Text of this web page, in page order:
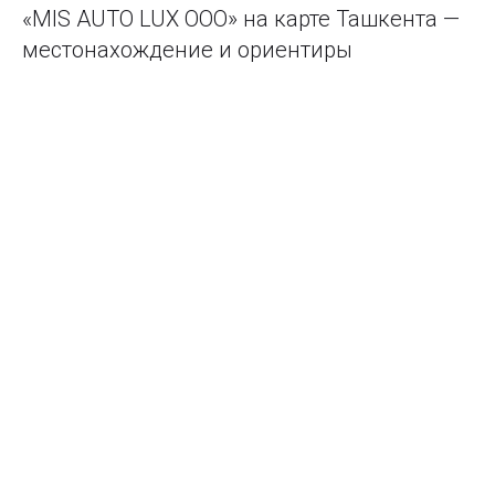
«MIS AUTO LUX ООО» на карте Ташкента —
местонахождение и ориентиры